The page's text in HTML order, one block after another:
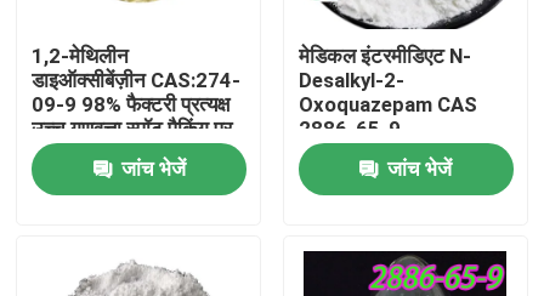
घर
1,2-मेथिलीन
डाइऑक्सीबेंज़ीन CAS:274-
09-9 98% फैक्टरी प्रत्यक्ष
उच्च गुणवत्ता स्पॉट पैकिंग पर
मांग
जांच भेजें
मेडिकल इंटरमीडिएट N-
Desalkyl-2-
Oxoquazepam CAS
2886-65-9
ठोस रूप में एक साफ ठोस
जांच भेजें